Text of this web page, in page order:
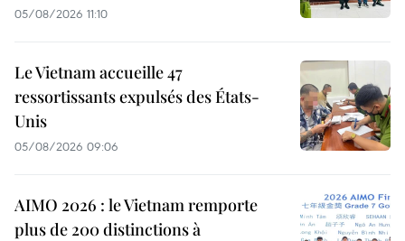
05/08/2026 11:10
Le Vietnam accueille 47
ressortissants expulsés des États-
Unis
05/08/2026 09:06
AIMO 2026 : le Vietnam remporte
plus de 200 distinctions à